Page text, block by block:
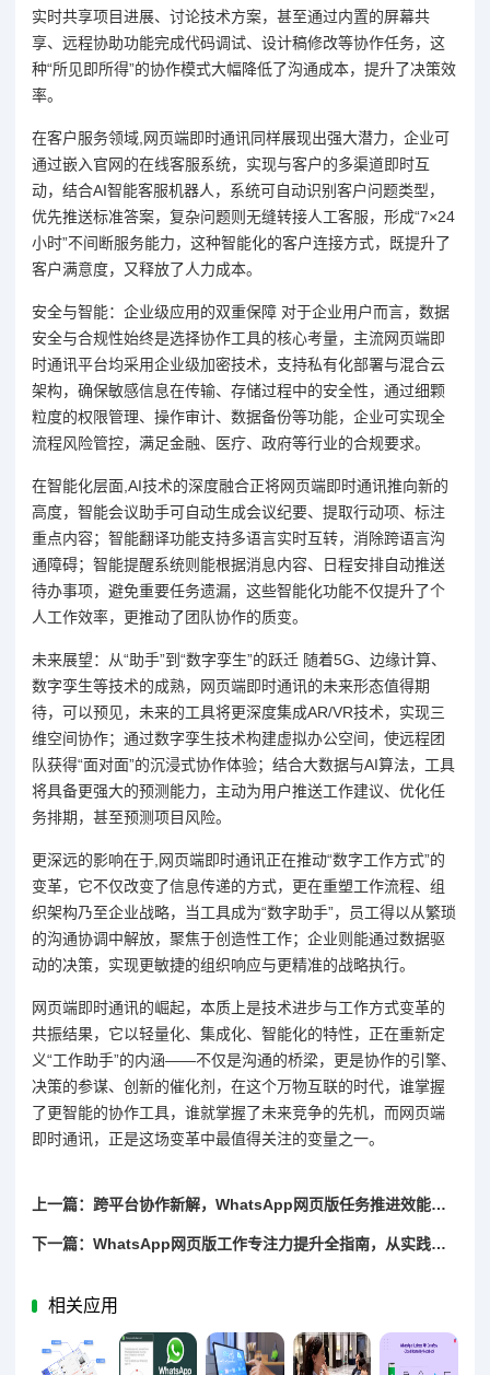
实时共享项目进展、讨论技术方案，甚至通过内置的屏幕共
享、远程协助功能完成代码调试、设计稿修改等协作任务，这
种“所见即所得”的协作模式大幅降低了沟通成本，提升了决策效
率。
在客户服务领域,网页端即时通讯同样展现出强大潜力，企业可
通过嵌入官网的在线客服系统，实现与客户的多渠道即时互
动，结合AI智能客服机器人，系统可自动识别客户问题类型，
优先推送标准答案，复杂问题则无缝转接人工客服，形成“7×24
小时”不间断服务能力，这种智能化的客户连接方式，既提升了
客户满意度，又释放了人力成本。
安全与智能：企业级应用的双重保障 对于企业用户而言，数据
安全与合规性始终是选择协作工具的核心考量，主流网页端即
时通讯平台均采用企业级加密技术，支持私有化部署与混合云
架构，确保敏感信息在传输、存储过程中的安全性，通过细颗
粒度的权限管理、操作审计、数据备份等功能，企业可实现全
流程风险管控，满足金融、医疗、政府等行业的合规要求。
在智能化层面,AI技术的深度融合正将网页端即时通讯推向新的
高度，智能会议助手可自动生成会议纪要、提取行动项、标注
重点内容；智能翻译功能支持多语言实时互转，消除跨语言沟
通障碍；智能提醒系统则能根据消息内容、日程安排自动推送
待办事项，避免重要任务遗漏，这些智能化功能不仅提升了个
人工作效率，更推动了团队协作的质变。
未来展望：从“助手”到“数字孪生”的跃迁 随着5G、边缘计算、
数字孪生等技术的成熟，网页端即时通讯的未来形态值得期
待，可以预见，未来的工具将更深度集成AR/VR技术，实现三
维空间协作；通过数字孪生技术构建虚拟办公空间，使远程团
队获得“面对面”的沉浸式协作体验；结合大数据与AI算法，工具
将具备更强大的预测能力，主动为用户推送工作建议、优化任
务排期，甚至预测项目风险。
更深远的影响在于,网页端即时通讯正在推动“数字工作方式”的
变革，它不仅改变了信息传递的方式，更在重塑工作流程、组
织架构乃至企业战略，当工具成为“数字助手”，员工得以从繁琐
的沟通协调中解放，聚焦于创造性工作；企业则能通过数据驱
动的决策，实现更敏捷的组织响应与更精准的战略执行。
网页端即时通讯的崛起，本质上是技术进步与工作方式变革的
共振结果，它以轻量化、集成化、智能化的特性，正在重新定
义“工作助手”的内涵——不仅是沟通的桥梁，更是协作的引擎、
决策的参谋、创新的催化剂，在这个万物互联的时代，谁掌握
了更智能的协作工具，谁就掌握了未来竞争的先机，而网页端
即时通讯，正是这场变革中最值得关注的变量之一。
上一篇：跨平台协作新解，WhatsApp网页版任务推进效能深度透视
下一篇：WhatsApp网页版工作专注力提升全指南，从实践到理论的精准突破
相关应用